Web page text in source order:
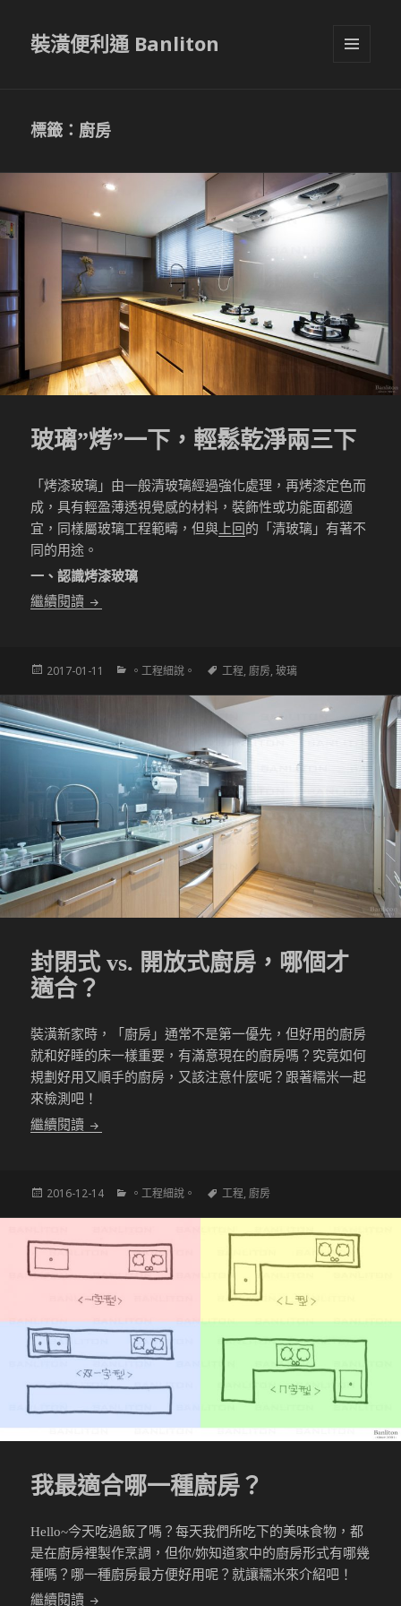
裝潢便利通 Banliton
標籤：廚房
玻璃”烤”一下，輕鬆乾淨兩三下
「烤漆玻璃」由一般清玻璃經過強化處理，再烤漆定色而
成，具有輕盈薄透視覺感的材料，裝飾性或功能面都適
宜，同樣屬玻璃工程範疇，但與 上回 的「清玻璃」有著不
同的用途。
一、認識烤漆玻璃
繼續閱讀 玻璃”烤”一下，輕鬆乾淨兩三下
發
2017-01-11
分。工程細說。
標
工程,廚房,玻璃
封閉式 vs. 開放式廚房，哪個才
適合？
裝潢新家時，「廚房」通常不是第一優先，但好用的廚房
就和好睡的床一樣重要，有滿意現在的廚房嗎？究竟如何
規劃好用又順手的廚房，又該注意什麼呢？跟著糯米一起
來檢測吧！
繼續閱讀 封閉式 vs. 開放式廚房，哪個才適合？
發
2016-12-14
分。工程細說。
標
工程,廚房
我最適合哪一種廚房？
Hello~今天吃過飯了嗎？每天我們所吃下的美味食物，都
是在廚房裡製作烹調，但你/妳知道家中的廚房形式有哪幾
種嗎？哪一種廚房最方便好用呢？就讓糯米來介紹吧！
繼續閱讀 我最適合哪一種廚房？